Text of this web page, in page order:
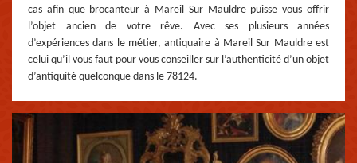
cas afin que brocanteur à Mareil Sur Mauldre puisse vous offrir
l’objet ancien de votre rêve. Avec ses plusieurs années
d’expériences dans le métier, antiquaire à Mareil Sur Mauldre est
celui qu’il vous faut pour vous conseiller sur l’authenticité d’un objet
d’antiquité quelconque dans le 78124.